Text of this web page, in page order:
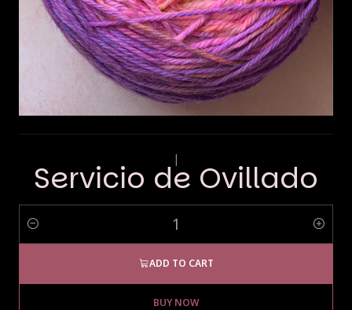
|
Servicio de Ovillado
Quantity
ADD TO CART
BUY NOW